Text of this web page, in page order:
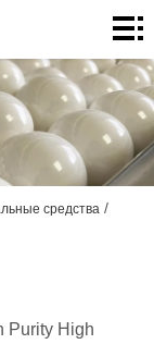
средства /
Purity High